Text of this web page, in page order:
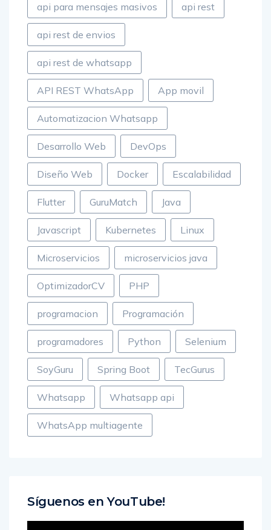
api para mensajes masivos api rest
api rest de envios
api rest de whatsapp
API REST WhatsApp App movil
Automatizacion Whatsapp
Desarrollo Web DevOps
Diseño Web Docker Escalabilidad
Flutter GuruMatch Java
Javascript Kubernetes Linux
Microservicios microservicios java
OptimizadorCV PHP
programacion Programación
programadores Python Selenium
SoyGuru Spring Boot TecGurus
Whatsapp Whatsapp api
WhatsApp multiagente
Síguenos en YouTube!